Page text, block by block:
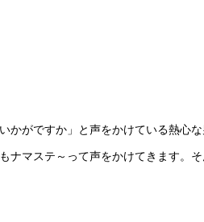
かがですか」と声をかけている熱心
ナマステ～って声をかけてきます。